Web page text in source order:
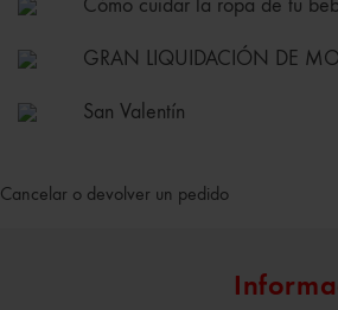
Cómo cuidar la ropa de tu
GRAN LIQUIDACIÓN DE
San Valentín
Cancelar o devolver un pedido